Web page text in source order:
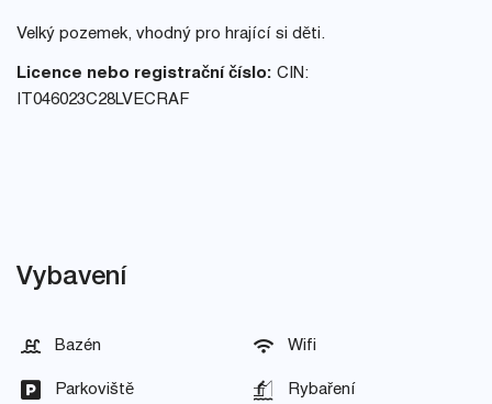
Velký pozemek, vhodný pro hrající si děti.
Licence nebo registrační číslo: CIN:
IT046023C28LVECRAF
Vybavení
Bazén Wifi
Parkoviště Rybaření